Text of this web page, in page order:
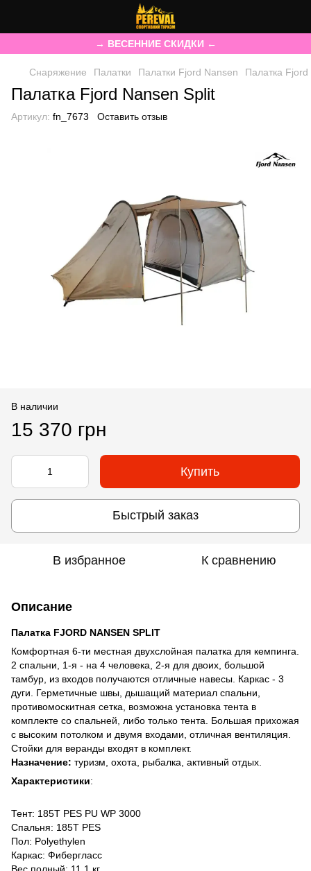
→ ВЕСЕННИЕ СКИДКИ ←
Снаряжение Палатки Палатки Fjord Nansen Палатка
Палатка Fjord Nansen Split
Артикул: fn_7673 Оставить отзыв
В наличии
15 370 грн
Купить
Быстрый заказ
В избранное К сравнению
Описание
Палатка FJORD NANSEN SPLIT
Комфортная 6-ти местная двухслойная палатка для кемпинга.
2 спальни, 1-я - на 4 человека, 2-я для двоих, большой
тамбур, из входов получаются отличные навесы. Каркас - 3
дуги. Герметичные швы, дышащий материал спальни,
противомоскитная сетка, возможна установка тента в
комплекте со спальней, либо только тента. Большая прихожая
с высоким потолком и двумя входами, отличная вентиляция.
Стойки для веранды входят в комплект.
Назначение: туризм, охота, рыбалка, активный отдых.
Характеристики:
Тент: 185T PES PU WP 3000
Спальня: 185T PES
Пол: Polyethylen
Каркас: Фибергласс
Вес полный: 11,1 кг